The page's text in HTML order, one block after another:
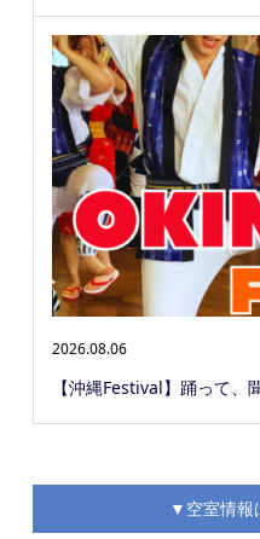
2026.08.06
【沖縄Festival】踊って、
▼空室情報